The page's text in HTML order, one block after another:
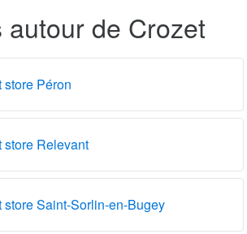
autour de Crozet
store Péron
store Relevant
store Saint-Sorlin-en-Bugey